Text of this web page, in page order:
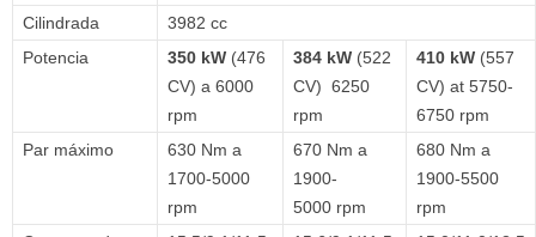
Cilindrada
3982 cc
Potencia
350 kW (476
CV) a 6000
rpm
384 kW (522
CV) 6250
rpm
410 kW (557
CV) at 5750-
6750 rpm
Par máximo
630 Nm a
1700-5000
rpm
670 Nm a
1900-
5000 rpm
680 Nm a
1900-5500
rpm